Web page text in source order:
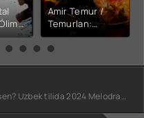
Amir Temur /
Temurlan:
Fathchining
yuksalishi
tarjima kino Full
HD tas-ix
Uzbek tilida 2024 Melodrama